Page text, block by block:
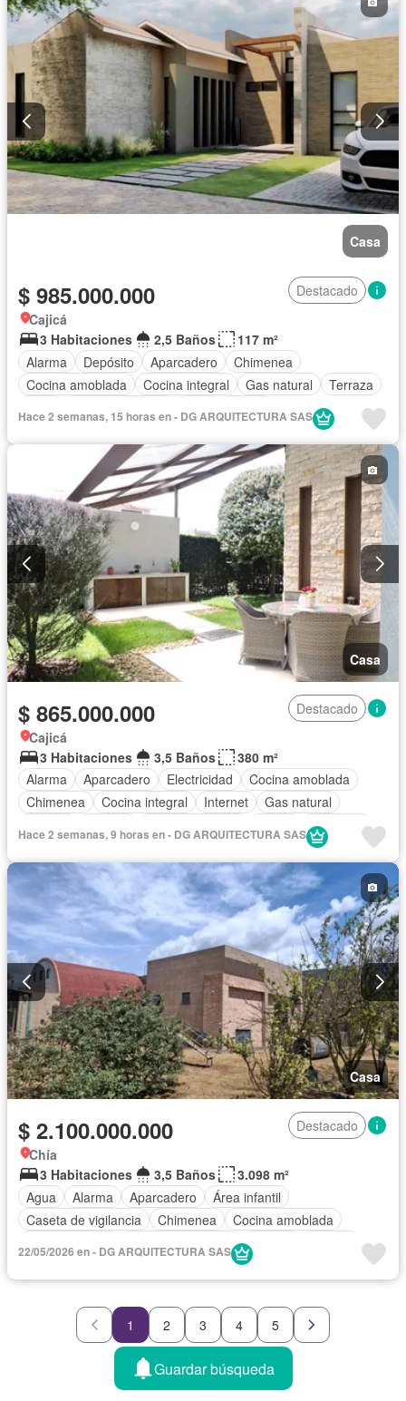
Casa
$ 985.000.000
Destacado
Cajicá
3 Habitaciones
2,5 Baños
117 m²
Alarma
Depósito Aparcadero
Chimenea
Cocina amoblada
Cocina integral Gas natural
Terraza
Hace 2 semanas, 15 horas en - DG ARQUITECTURA SAS
Casa
$ 865.000.000
Destacado
Cajicá
3 Habitaciones
3,5 Baños
380 m²
Alarma
Aparcadero Electricidad
Cocina amoblada
Chimenea
Cocina integral Internet
Gas natural
Barbecue
Hace 2 semanas, 9 horas en - DG ARQUITECTURA SAS
Casa
$ 2.100.000.000
Destacado
Chía
3 Habitaciones
3,5 Baños
3.098 m²
Agua
Alarma Aparcadero
Área infantil
Caseta de vigilancia
Chimenea
Cocina amoblada
Internet
22/05/2026 en - DG ARQUITECTURA SAS
1 2 3 4 5
Guardar búsqueda